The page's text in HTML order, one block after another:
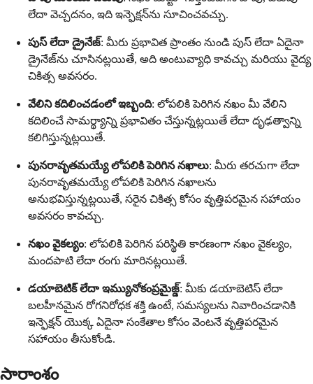
లేదా వెచ్చదనం, ఇది ఇన్ఫెక్షన్‌ను సూచించవచ్చు.
పుస్ లేదా డ్రైనేజ్: మీరు ప్రభావిత ప్రాంతం నుండి పుస్ లేదా ఏదైనా
డ్రైనేజ్‌ను చూసినట్లయితే, అది అంటువ్యాధి కావచ్చు మరియు వైద్య
చికిత్స అవసరం.
వేలిని కదిలించడంలో ఇబ్బంది: లోపలికి పెరిగిన నఖం మీ వేలిని
కదిలించే సామర్థ్యాన్ని ప్రభావితం చేస్తున్నట్లయితే లేదా దృఢత్వాన్ని
కలిగిస్తున్నట్లయితే.
పునరావృతమయ్యే లోపలికి పెరిగిన నఖాలు: మీరు తరచుగా లేదా
పునరావృతమయ్యే లోపలికి పెరిగిన నఖాలను
అనుభవిస్తున్నట్లయితే, సరైన చికిత్స కోసం వృత్తిపరమైన సహాయం
అవసరం కావచ్చు.
నఖం వైకల్యం: లోపలికి పెరిగిన పరిస్థితి కారణంగా నఖం వైకల్యం,
మందపాటి లేదా రంగు మారినట్లయితే.
డయాబెటిక్ లేదా ఇమ్యునోకంప్రమైజ్డ్: మీకు డయాబెటిస్ లేదా
బలహీనమైన రోగనిరోధక శక్తి ఉంటే, సమస్యలను నివారించడానికి
ఇన్ఫెక్షన్ యొక్క ఏదైనా సంకేతాల కోసం వెంటనే వృత్తిపరమైన
సహాయం తీసుకోండి.
సారాంశం